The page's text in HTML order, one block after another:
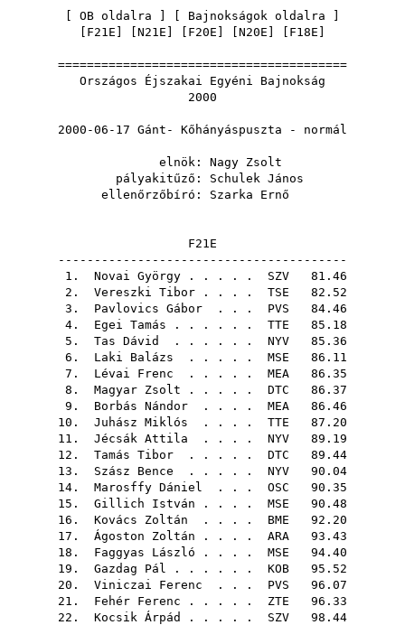
OB oldalra Bajnokságok oldalra
F21E N21E F20E N20E F18E
========================================
Országos Éjszakai Egyéni Bajnokság
2000
2000-06-17 Gánt- Kőhányáspuszta - normál
elnök: Nagy Zsolt
pályakitűző: Schulek János
ellenőrzőbíró: Szarka Ernő
F21E
----------------------------------------
1. Novai György . . . . . SZV 81.46
2. Vereszki Tibor . . . . TSE 82.52
3. Pavlovics Gábor . . . PVS 84.46
4. Egei Tamás . . . . . . TTE 85.18
5. Tas Dávid . . . . . . NYV 85.36
6. Laki Balázs . . . . . MSE 86.11
7. Lévai Frenc . . . . . MEA 86.35
8. Magyar Zsolt . . . . . DTC 86.37
9. Borbás Nándor . . . . MEA 86.46
10. Juhász Miklós . . . . TTE 87.20
11. Jécsák Attila . . . . NYV 89.19
12. Tamás Tibor . . . . . DTC 89.44
13. Szász Bence . . . . . NYV 90.04
14. Marosffy Dániel . . . OSC 90.35
15. Gillich István . . . . MSE 90.48
16. Kovács Zoltán . . . . BME 92.20
17. Ágoston Zoltán . . . . ARA 93.43
18. Faggyas László . . . . MSE 94.40
19. Gazdag Pál . . . . . . KOB 95.52
20. Viniczai Ferenc . . . PVS 96.07
21. Fehér Ferenc . . . . . ZTE 96.33
22. Kocsik Árpád . . . . . SZV 98.44